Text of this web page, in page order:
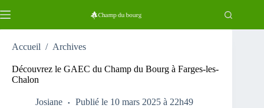
au
Accueil / Archives
Découvrez le GAEC du Champ du Bourg à Farges-les-
Chalon
Josiane Publié le 10 mars 2025 à 22h49